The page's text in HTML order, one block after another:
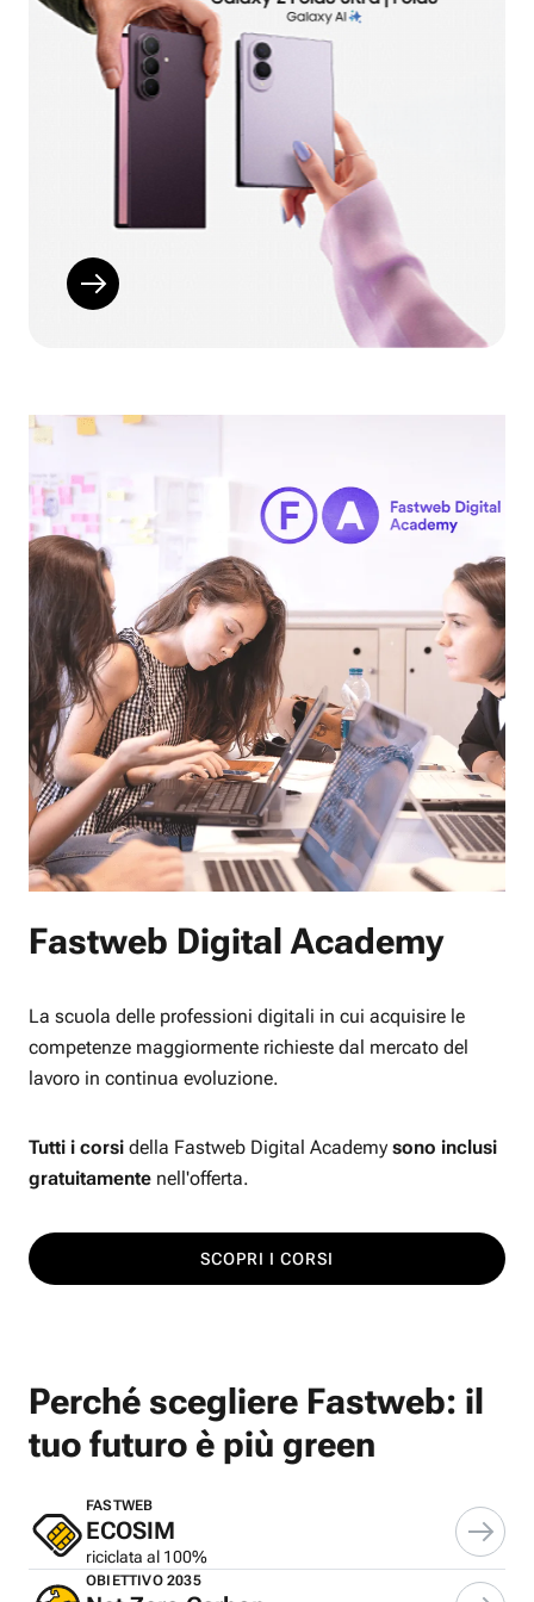
Fastweb Digital Academy
La scuola delle professioni digitali in cui acquisire le
competenze maggiormente richieste dal mercato del
lavoro in continua evoluzione.
Tutti i corsi della Fastweb Digital Academy sono inclusi
gratuitamente nell'offerta.
SCOPRI I CORSI
Perché scegliere Fastweb: il
tuo futuro è più green
FASTWEB
ECOSIM
riciclata al 100%
OBIETTIVO 2035